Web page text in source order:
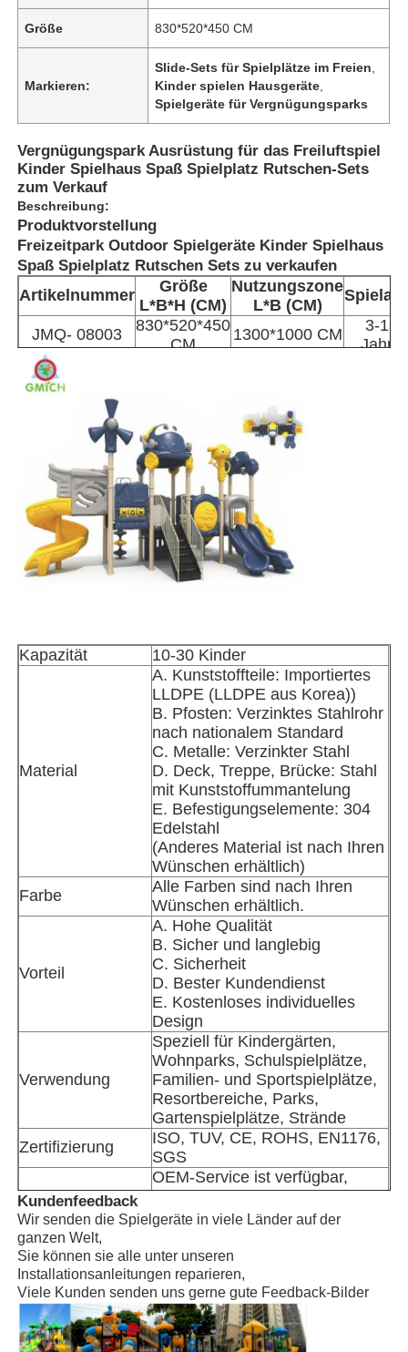
Produkte
Über uns
Qualitätskontrolle
Neuigkeiten
Bitte um ein Angebot
Park-Spielplatzdesign
Wasserparkgestaltung
Spielplatz im Freien
Benutzerdefinierte Spielplatz-Slide
Kinder gleiten mit der Schaukel
Kleines Spielplatz-Set
Kinder Wasserrutsche
Benutzerdefinierte Wasserrutsche
Größe 830*520*450 CM
Markieren:
Slide-Sets für Spielplätze im Freien
Kinder spielen Hausgeräte
Spielgeräte für Vergnügungsparks
Vergnügungspark Ausrüstung für das Freiluftspiel
Kinder Spielhaus Spaß Spielplatz Rutschen-Sets
zum Verkauf
Beschreibung:
Produktvorstellung
Freizeitpark Outdoor Spielgeräte Kinder Spielhaus
Spaß Spielplatz Rutschen Sets zu verkaufen
Artikelnummer
Größe
L*B*H (CM)
Nutzungszone
L*B (CM)
JMQ- 08003
830*520*450
CM
1300*1000 CM
3-15
Jahre
Kapazität 10-30 Kinder
Material
A. Kunststoffteile: Importiertes
LLDPE (LLDPE aus Korea))
B. Pfosten: Verzinktes Stahlrohr
nach nationalem Standard
C. Metalle: Verzinkter Stahl
D. Deck, Treppe, Brücke: Stahl
mit Kunststoffummantelung
E. Befestigungselemente: 304
Edelstahl
(Anderes Material ist nach Ihren
Wünschen erhältlich)
Farbe
Alle Farben sind nach Ihren
Wünschen erhältlich.
Vorteil
A. Hohe Qualität
B. Sicher und langlebig
C. Sicherheit
D. Bester Kundendienst
E. Kostenloses individuelles
Design
Verwendung
Speziell für Kindergärten,
Wohnparks, Schulspielplätze,
Familien- und Sportspielplätze,
Resortbereiche, Parks,
Gartenspielplätze, Strände
Zertifizierung
ISO, TUV, CE, ROHS, EN1176,
SGS
Anmerkung
OEM-Service ist verfügbar,
willkommen hier, um Ihre
Ansichten darzulegen.
Unternehmensart
Installation
Installationsanleitung,
Technikerentsendung ist
verfügbar
Kundenfeedback
Wir senden die Spielgeräte in viele Länder auf der
ganzen Welt,
Sie können sie alle unter unseren
Installationsanleitungen reparieren,
Viele Kunden senden uns gerne gute Feedback-Bilder